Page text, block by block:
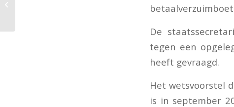
De
tegen een
heeft gevraagd.
Het wetsvoorstel
is in september